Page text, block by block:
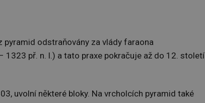
pyramid odstraňovány za vlády faraona
1323 př. n. l.) a tato praxe pokračuje až do 12. století
uvolní některé bloky. Na vrcholcích pyramid také